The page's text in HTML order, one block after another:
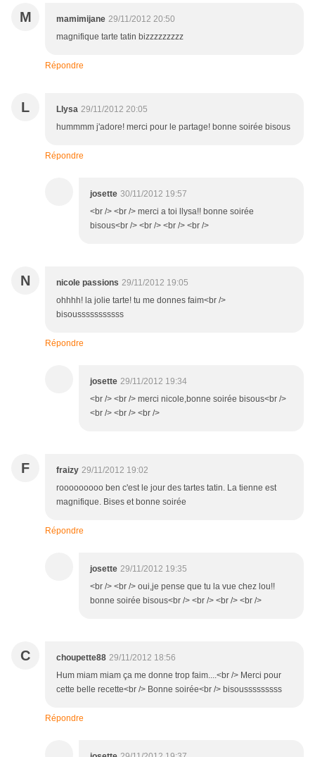
M mamimijane 29/11/2012 20:50
magnifique tarte tatin bizzzzzzzzz
Répondre
L Llysa 29/11/2012 20:05
hummmm j'adore! merci pour le partage! bonne soirée bisous
Répondre
josette 30/11/2012 19:57
<br /> <br /> merci a toi llysa!! bonne soirée
bisous<br /> <br /> <br /> <br />
N nicole passions 29/11/2012 19:05
ohhhh! la jolie tarte! tu me donnes faim<br />
bisousssssssssss
Répondre
josette 29/11/2012 19:34
<br /> <br /> merci nicole,bonne soirée bisous<br />
<br /> <br /> <br />
F fraizy 29/11/2012 19:02
rooooooooo ben c'est le jour des tartes tatin. La tienne est
magnifique. Bises et bonne soirée
Répondre
josette 29/11/2012 19:35
<br /> <br /> oui,je pense que tu la vue chez lou!!
bonne soirée bisous<br /> <br /> <br /> <br />
C choupette88 29/11/2012 18:56
Hum miam miam ça me donne trop faim....<br /> Merci pour
cette belle recette<br /> Bonne soirée<br /> bisousssssssss
Répondre